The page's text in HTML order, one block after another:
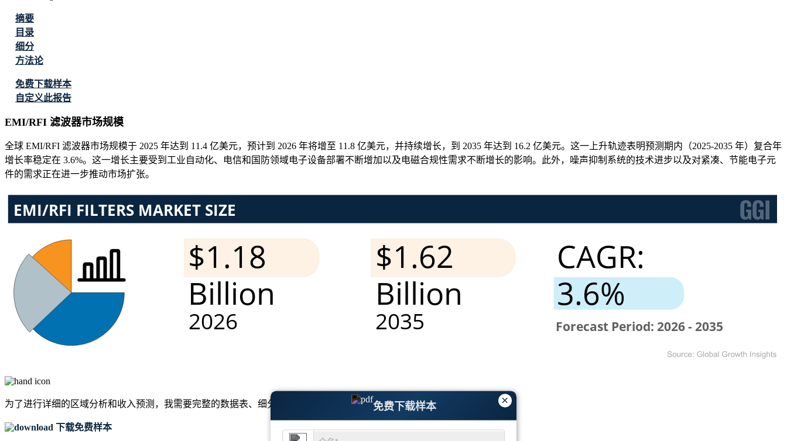
×
免费下载样本
摘要
目录
细分
方法论
免费下载样本
自定义此报告
EMI/RFI 滤波器市场规模
全球 EMI/RFI 滤波器市场规模于 2025 年达到 11.4 亿美元，预计到 2026 年将增至 11.8 亿美元，并持续增长，到 2035 年达到 16.2 亿美元。这一上升轨迹表明预测期内（2025-2035 年）复合年
增长率稳定在 3.6%。这一增长主要受到工业自动化、电信和国防领域电子设备部署不断增加以及电磁合规性需求不断增长的影响。此外，噪声抑制系统的技术进步以及对紧凑、节能电子元
件的需求正在进一步推动市场扩张。
为了进行详细的区域分析和收入预测，我需要完整的数据表、细分市场分析和竞争格局。
下载免费样本